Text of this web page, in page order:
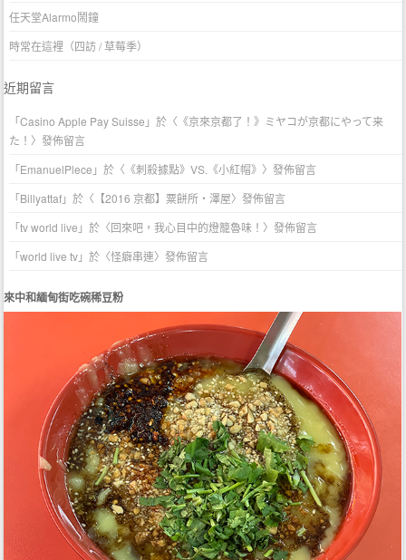
任天堂Alarmo鬧鐘
時常在這裡（四訪 / 草莓季）
近期留言
「Casino Apple Pay Suisse 」於〈 《京來京都了！》ミヤコが京都にやって来
た！ 〉發佈留言
「EmanuelPlece 」於〈 《刺殺據點》VS.《小紅帽》 〉發佈留言
「Billyattaf」於〈 【2016 京都】粟餅所・澤屋〉發佈留言
「tv world live 」於〈回來吧，我心目中的燈籠魯味！ 〉發佈留言
「world live tv」於〈怪癖串連〉發佈留言
來中和緬甸街吃碗稀豆粉